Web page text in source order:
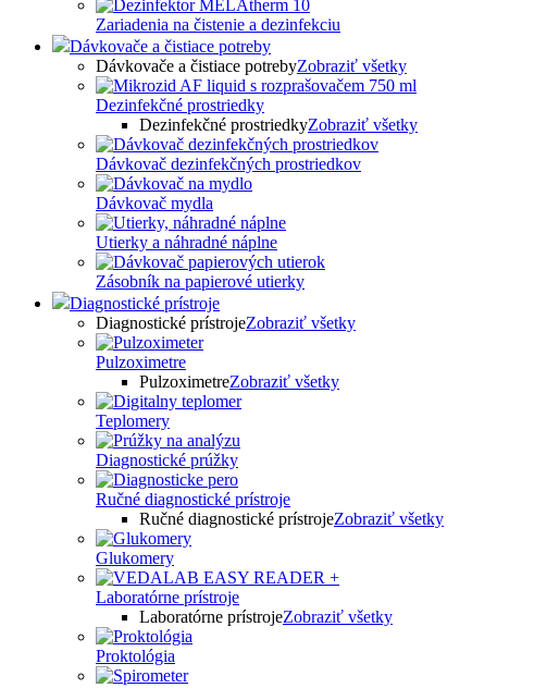
Zariadenia na čistenie a dezinfekciu
Dávkovače a čistiace potreby
Dávkovače a čistiace potrebyZobraziť všetky
Dezinfekčné prostriedky
Dezinfekčné prostriedkyZobraziť všetky
Dávkovač dezinfekčných prostriedkov
Dávkovač mydla
Utierky a náhradné náplne
Zásobník na papierové utierky
Diagnostické prístroje
Diagnostické prístrojeZobraziť všetky
Pulzoximetre
PulzoximetreZobraziť všetky
Teplomery
Diagnostické prúžky
Ručné diagnostické prístroje
Ručné diagnostické prístrojeZobraziť všetky
Glukomery
Laboratórne prístroje
Laboratórne prístrojeZobraziť všetky
Proktológia